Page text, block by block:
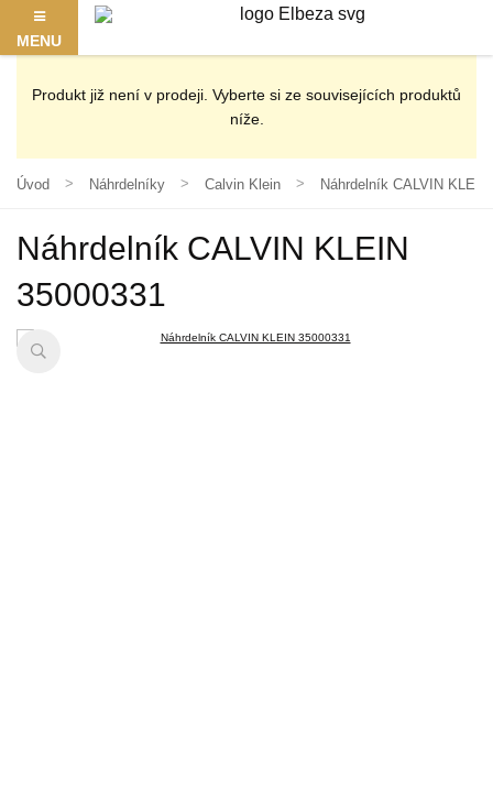
MENU
Produkt již není v prodeji. Vyberte si ze souvisejících produktů
níže.
Úvod Náhrdelníky Calvin Klein Náhrdelník CALVIN
Náhrdelník CALVIN KLEIN
35000331